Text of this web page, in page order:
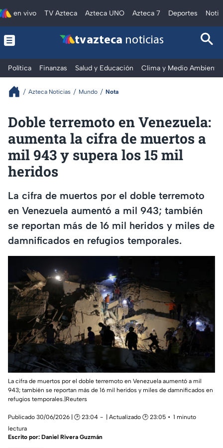
en vivo TV Azteca Azteca UNO Azteca 7 Deportes
tv azteca noticias
Política Finanzas Salud y Educación Clima y Medio Ambiente
Azteca Noticias Mundo Nota
Doble terremoto en Venezuela:
aumenta la cifra de muertos a
mil 943 y supera los 15 mil
heridos
La cifra de muertos por el doble terremoto
en Venezuela aumentó a mil 943; también
se reportan más de 16 mil heridos y miles de
damnificados en refugios temporales.
La cifra de muertos por el doble terremoto en Venezuela aumentó a mil
943; también se reportan más de 16 mil heridos y miles de damnificados en
refugios temporales.|Reuters
Publicado 30/06/2026 | 🕑 23:04 | Actualizado 🕑 23:05
1 minuto
lectura
Escrito por: Daniel Rivera Guzmán